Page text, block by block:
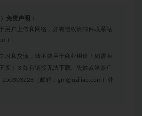
免责声明：
用户上传和网络，如有侵权请邮件联系站
）
习和交流，请不要用于商业用途！如需商
版！ 3.如有链接无法下载、失效或洽谈广
250303228（邮箱：gm@juziliao.com）处